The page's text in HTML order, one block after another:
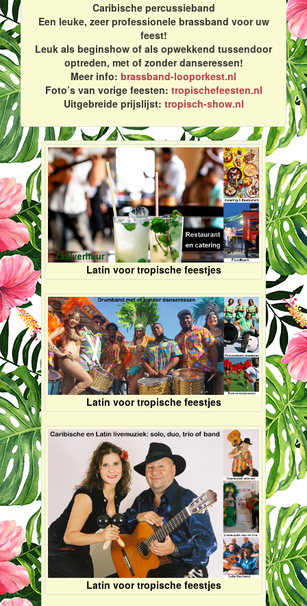
Caribische percussieband
Een leuke, zeer professionele brassband voor uw
feest!
Leuk als beginshow of als opwekkend tussendoor
optreden, met of zonder danseressen!
Meer info: brassband-looporkest.nl
Foto’s van vorige feesten: tropischefeesten.nl
Uitgebreide prijslijst: tropisch-show.nl
Latin voor tropische feestjes
Latin voor tropische feestjes
Latin voor tropische feestjes